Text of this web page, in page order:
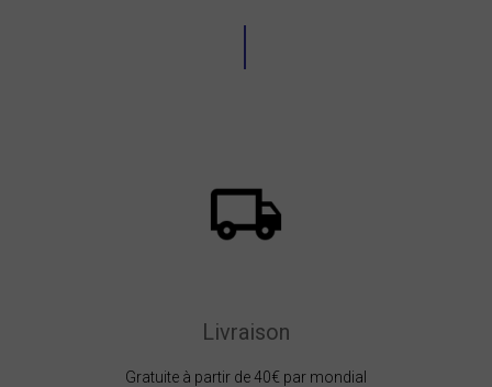
Livraison
Gratuite à partir de 40€ par mondial